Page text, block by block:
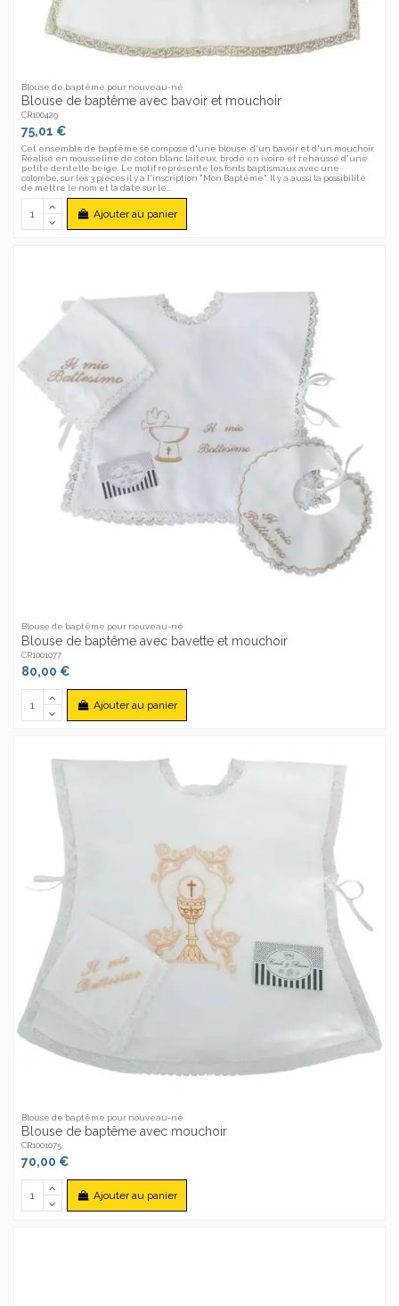
Blouse de baptême pour nouveau-né
Blouse de baptême avec bavoir et mouchoir
CR100429
75,01 €
Cet ensemble de baptême se compose d'une blouse, d'un bavoir et d'un mouchoir.
Réalisé en mousseline de coton blanc laiteux, brodé en ivoire et rehaussé d'une
petite dentelle beige. Le motif représente les fonts baptismaux avec une
colombe, sur les 3 pièces il y a l'inscription "Mon Baptême". Il y a aussi la possibilité
de mettre le nom et la date sur le...
Ajouter au panier
Blouse de baptême pour nouveau-né
Blouse de baptême avec bavette et mouchoir
CR1001077
80,00 €
Ajouter au panier
Blouse de baptême pour nouveau-né
Blouse de baptême avec mouchoir
CR1001075
70,00 €
Ajouter au panier